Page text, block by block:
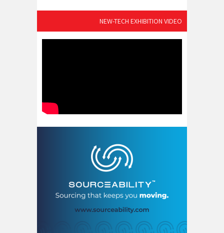
NEW-TECH EXHIBITION VIDEO